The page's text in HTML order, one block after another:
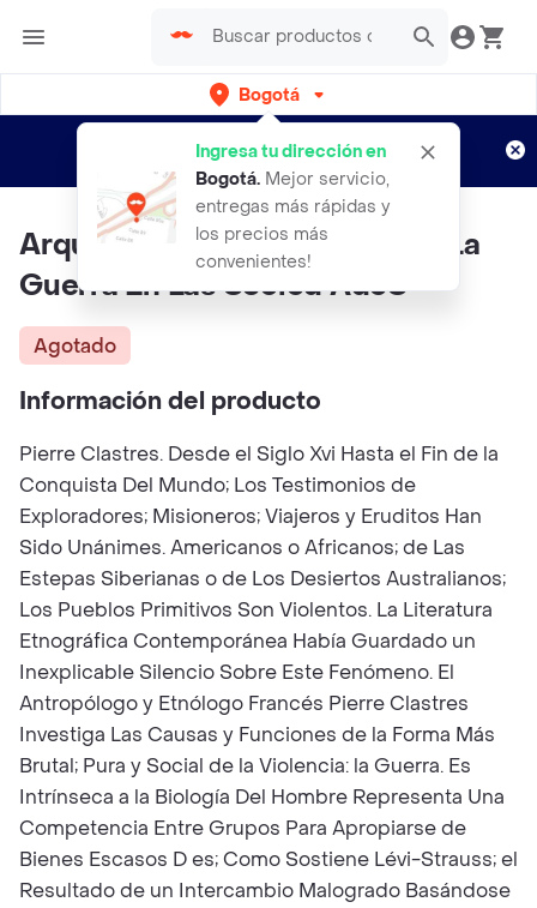
Bogotá
Ingresa tu dirección en
Bogotá. Mejor servicio,
entregas más rápidas y
los precios más
convenientes!
envíos gratis por semanas
Aplican TyC
Arqueologias De La Violencia: La
Guerra En Las Socied AdeS
Agotado
Información del producto
Pierre Clastres. Desde el Siglo Xvi Hasta el Fin de la
Conquista Del Mundo; Los Testimonios de
Exploradores; Misioneros; Viajeros y Eruditos Han
Sido Unánimes. Americanos o Africanos; de Las
Estepas Siberianas o de Los Desiertos Australianos;
Los Pueblos Primitivos Son Violentos. La Literatura
Etnográfica Contemporánea Había Guardado un
Inexplicable Silencio Sobre Este Fenómeno. El
Antropólogo y Etnólogo Francés Pierre Clastres
Investiga Las Causas y Funciones de la Forma Más
Brutal; Pura y Social de la Violencia: la Guerra. Es
Intrínseca a la Biología Del Hombre Representa Una
Competencia Entre Grupos Para Apropiarse de
Bienes Escasos D es; Como Sostiene Lévi-Strauss; el
Resultado de un Intercambio Malogrado Basándose